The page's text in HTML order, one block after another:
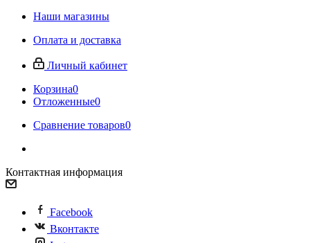
Наши магазины
Оплата и доставка
Личный кабинет
Корзина0
Отложенные0
Сравнение товаров0
Контактная информация
Facebook
Вконтакте